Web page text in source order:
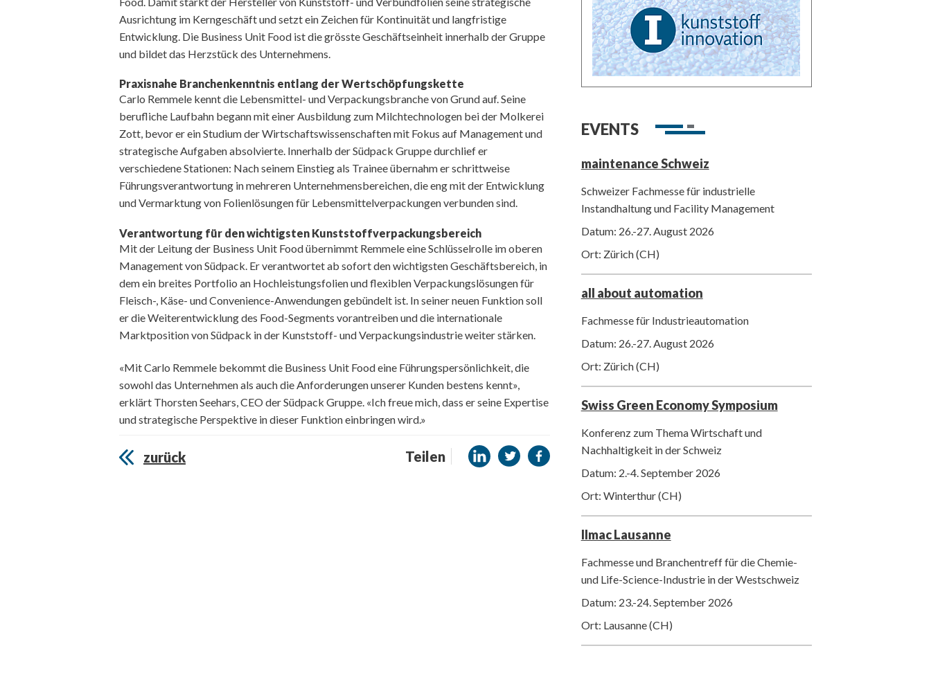
Ausrichtung im Kerngeschäft und setzt ein Zeichen für Kontinuität und langfristige
Entwicklung. Die Business Unit Food ist die grösste Geschäftseinheit innerhalb der Gruppe
und bildet das Herzstück des Unternehmens.
Praxisnahe Branchenkenntnis entlang der Wertschöpfungskette
Carlo Remmele kennt die Lebensmittel- und Verpackungsbranche von Grund auf. Seine
berufliche Laufbahn begann mit einer Ausbildung zum Milchtechnologen bei der Molkerei
Zott, bevor er ein Studium der Wirtschaftswissenschaften mit Fokus auf Management und
strategische Aufgaben absolvierte. Innerhalb der Südpack Gruppe durchlief er
verschiedene Stationen: Nach seinem Einstieg als Trainee übernahm er schrittweise
Führungsverantwortung in mehreren Unternehmensbereichen, die eng mit der Entwicklung
und Vermarktung von Folienlösungen für Lebensmittelverpackungen verbunden sind.
Verantwortung für den wichtigsten Kunststoffverpackungsbereich
Mit der Leitung der Business Unit Food übernimmt Remmele eine Schlüsselrolle im oberen
Management von Südpack. Er verantwortet ab sofort den wichtigsten Geschäftsbereich, in
dem ein breites Portfolio an Hochleistungsfolien und flexiblen Verpackungslösungen für
Fleisch-, Käse- und Convenience-Anwendungen gebündelt ist. In seiner neuen Funktion soll
er die Weiterentwicklung des Food-Segments vorantreiben und die internationale
Marktposition von Südpack in der Kunststoff- und Verpackungsindustrie weiter stärken.
«Mit Carlo Remmele bekommt die Business Unit Food eine Führungspersönlichkeit, die
sowohl das Unternehmen als auch die Anforderungen unserer Kunden bestens kennt»,
erklärt Thorsten Seehars, CEO der Südpack Gruppe. «Ich freue mich, dass er seine Expertise
und strategische Perspektive in dieser Funktion einbringen wird.»
zurück Teilen
EVENTS
maintenance Schweiz
Schweizer Fachmesse für industrielle
Instandhaltung und Facility Management
Datum: 26.-27. August 2026
Ort: Zürich (CH)
all about automation
Fachmesse für Industrieautomation
Datum: 26.-27. August 2026
Ort: Zürich (CH)
Swiss Green Economy Symposium
Konferenz zum Thema Wirtschaft und
Nachhaltigkeit in der Schweiz
Datum: 2.-4. September 2026
Ort: Winterthur (CH)
Ilmac Lausanne
Fachmesse und Branchentreff für die Chemie-
und Life-Science-Industrie in der Westschweiz
Datum: 23.-24. September 2026
Ort: Lausanne (CH)